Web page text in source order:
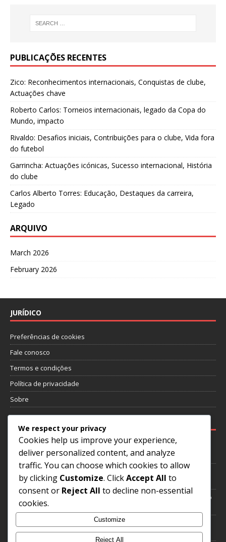
PUBLICAÇÕES RECENTES
Zico: Reconhecimentos internacionais, Conquistas de clube,
Actuações chave
Roberto Carlos: Torneios internacionais, legado da Copa do
Mundo, impacto
Rivaldo: Desafios iniciais, Contribuições para o clube, Vida fora
do futebol
Garrincha: Actuações icónicas, Sucesso internacional, História
do clube
Carlos Alberto Torres: Educação, Destaques da carreira,
Legado
ARQUIVO
March 2026
February 2026
JURÍDICO
Preferências de cookies
Fale conosco
Termos e condições
Política de privacidade
Sobre
Zico: Reconhecimentos internacionais, Conquistas de clube,
Actuações chave
Roberto Carlos: Torneios internacionais, legado da Copa do
Mundo, impacto
Rivaldo: Desafios iniciais, Contribuições para o clube, Vida fora do
futebol
Garrincha: Actuações icónicas, Sucesso internacional, História do
clube
We respect your privacy
Cookies help us improve your experience,
deliver personalized content, and analyze
traffic. You can choose which cookies to allow
by clicking Customize. ClickAccept All to
consent or Reject All to decline non-essential
cookies.
Customize
Reject All